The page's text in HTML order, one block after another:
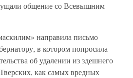
общение со Всевышним
направила письмо
в котором попросила
об удалении из здешнего
как самых вредных